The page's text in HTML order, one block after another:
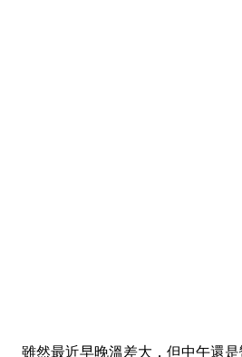
雖然最近早晚溫差大，但中午還